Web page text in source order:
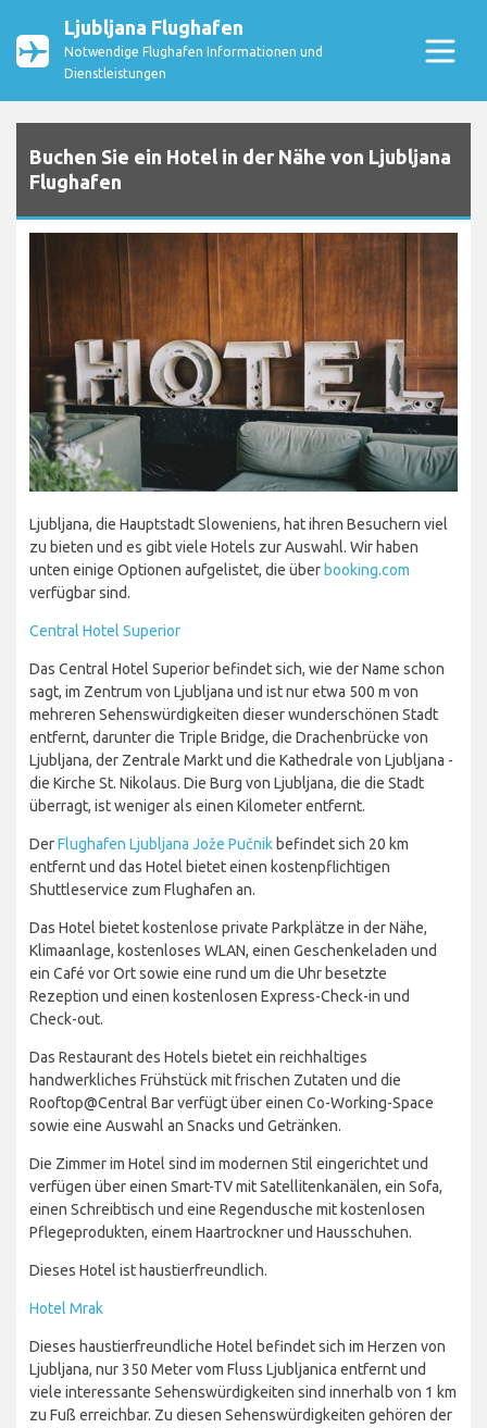
Ljubljana Flughafen
Notwendige Flughafen Informationen und
Dienstleistungen
Buchen Sie ein Hotel in der Nähe von Ljubljana
Flughafen
Ljubljana, die Hauptstadt Sloweniens, hat ihren Besuchern viel
zu bieten und es gibt viele Hotels zur Auswahl. Wir haben
unten einige Optionen aufgelistet, die über booking.com
verfügbar sind.
Central Hotel Superior
Das Central Hotel Superior befindet sich, wie der Name schon
sagt, im Zentrum von Ljubljana und ist nur etwa 500 m von
mehreren Sehenswürdigkeiten dieser wunderschönen Stadt
entfernt, darunter die Triple Bridge, die Drachenbrücke von
Ljubljana, der Zentrale Markt und die Kathedrale von Ljubljana -
die Kirche St. Nikolaus. Die Burg von Ljubljana, die die Stadt
überragt, ist weniger als einen Kilometer entfernt.
DerFlughafen Ljubljana Jože Pučnik befindet sich 20 km
entfernt und das Hotel bietet einen kostenpflichtigen
Shuttleservice zum Flughafen an.
Das Hotel bietet kostenlose private Parkplätze in der Nähe,
Klimaanlage, kostenloses WLAN, einen Geschenkeladen und
ein Café vor Ort sowie eine rund um die Uhr besetzte
Rezeption und einen kostenlosen Express-Check-in und
Check-out.
Das Restaurant des Hotels bietet ein reichhaltiges
handwerkliches Frühstück mit frischen Zutaten und die
Rooftop@Central Bar verfügt über einen Co-Working-Space
sowie eine Auswahl an Snacks und Getränken.
Die Zimmer im Hotel sind im modernen Stil eingerichtet und
verfügen über einen Smart-TV mit Satellitenkanälen, ein Sofa,
einen Schreibtisch und eine Regendusche mit kostenlosen
Pflegeprodukten, einem Haartrockner und Hausschuhen.
Dieses Hotel ist haustierfreundlich.
Hotel Mrak
Dieses haustierfreundliche Hotel befindet sich im Herzen von
Ljubljana, nur 350 Meter vom Fluss Ljubljanica entfernt und
viele interessante Sehenswürdigkeiten sind innerhalb von 1 km
zu Fuß erreichbar. Zu diesen Sehenswürdigkeiten gehören der